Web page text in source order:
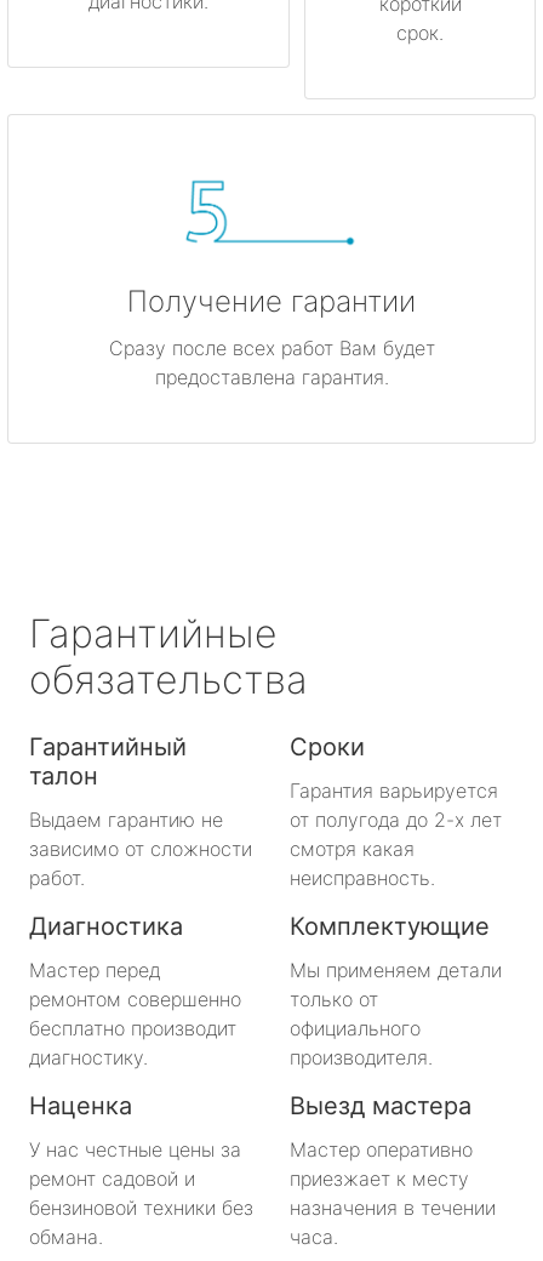
срок.
Получение гарантии
Сразу после всех работ Вам будет
предоставлена гарантия.
Гарантийные
обязательства
Гарантийный
талон
Выдаем гарантию не
зависимо от сложности
работ.
Сроки
Гарантия варьируется
от полугода до 2-х лет
смотря какая
неисправность.
Диагностика
Мастер перед
ремонтом совершенно
бесплатно производит
диагностику.
Комплектующие
Мы применяем детали
только от
официального
производителя.
Наценка
У нас честные цены за
ремонт садовой и
бензиновой техники без
обмана.
Выезд мастера
Мастер оперативно
приезжает к месту
назначения в течении
часа.